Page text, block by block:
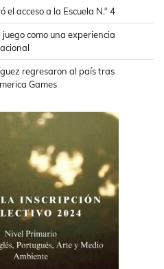
el acceso a la Escuela N.° 4
como una experiencia
regresaron al país tras
Games